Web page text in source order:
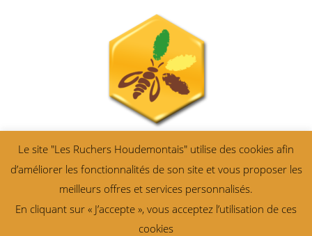
Le site "Les Ruchers Houdemontais" utilise des cookies afin
d’améliorer les fonctionnalités de son site et vous proposer les
meilleurs offres et services personnalisés.
En cliquant sur « J’accepte », vous acceptez l’utilisation de ces
cookies